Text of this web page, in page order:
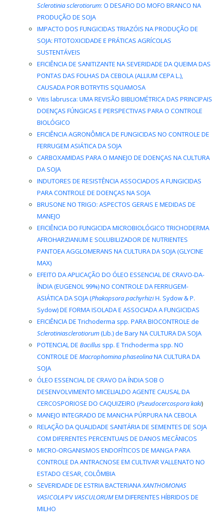
Sclerotinia sclerotiorum: O DESAFIO DO MOFO BRANCO NA
PRODUÇÃO DE SOJA
IMPACTO DOS FUNGICIDAS TRIAZÓIS NA PRODUÇÃO DE
SOJA: FITOTOXICIDADE E PRÁTICAS AGRÍCOLAS
SUSTENTÁVEIS
EFICIÊNCIA DE SANITIZANTE NA SEVERIDADE DA QUEIMA DAS
PONTAS DAS FOLHAS DA CEBOLA (ALLIUM CEPA L.),
CAUSADA POR BOTRYTIS SQUAMOSA
Vitis labrusca: UMA REVISÃO BIBLIOMÉTRICA DAS PRINCIPAIS
DOENÇAS FÚNGICAS E PERSPECTIVAS PARA O CONTROLE
BIOLÓGICO
EFICIÊNCIA AGRONÔMICA DE FUNGICIDAS NO CONTROLE DE
FERRUGEM ASIÁTICA DA SOJA
CARBOXAMIDAS PARA O MANEJO DE DOENÇAS NA CULTURA
DA SOJA
INDUTORES DE RESISTÊNCIA ASSOCIADOS A FUNGICIDAS
PARA CONTROLE DE DOENÇAS NA SOJA
BRUSONE NO TRIGO: ASPECTOS GERAIS E MEDIDAS DE
MANEJO
EFICIÊNCIA DO FUNGICIDA MICROBIOLÓGICO TRICHODERMA
AFROHARZIANUM E SOLUBILIZADOR DE NUTRIENTES
PANTOEA AGGLOMERANS NA CULTURA DA SOJA (GLYCINE
MAX)
EFEITO DA APLICAÇÃO DO ÓLEO ESSENCIAL DE CRAVO-DA-
ÍNDIA (EUGENOL 99%) NO CONTROLE DA FERRUGEM-
ASIÁTICA DA SOJA (Phakopsora pachyrhiziH. Sydow & P.
Sydow) DE FORMA ISOLADA E ASSOCIADA A FUNGICIDAS
EFICIÊNCIA DE Trichoderma spp. PARA BIOCONTROLE de
Sclerotiniasclerotiorum(Lib.) de Bary NA CULTURA DA SOJA
POTENCIAL DE Bacillus spp. E Trichoderma spp. NO
CONTROLE DE Macrophomina phaseolinaNA CULTURA DA
SOJA
ÓLEO ESSENCIAL DE CRAVO DA ÍNDIA SOB O
DESENVOLVIMENTO MICELIALDO AGENTE CAUSAL DA
CERCOSPORIOSE DO CAQUIZEIRO (Pseudocercospora kaki)
MANEJO INTEGRADO DE MANCHA PÚRPURA NA CEBOLA
RELAÇÃO DA QUALIDADE SANITÁRIA DE SEMENTES DE SOJA
COM DIFERENTES PERCENTUAIS DE DANOS MECÂNICOS
MICRO-ORGANISMOS ENDOFÍTICOS DE MANGA PARA
CONTROLE DA ANTRACNOSE EM CULTIVAR VALLENATO NO
ESTADO CESAR, COLÔMBIA
SEVERIDADE DE ESTRIA BACTERIANAXANTHOMONAS
VASICOLAPV VASCULORUMEM DIFERENTES HÍBRIDOS DE
MILHO